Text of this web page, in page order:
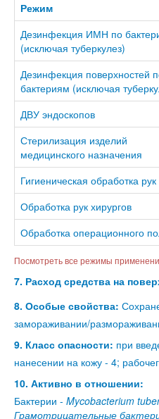
Режим
Дезинфекция ИМН по
(исключая туберкулез)
Дезинфекция поверхностей
бактериям (исключая
ДВУ эндоскопов
Стерилизация изделий
медицинского назначения
Гигиеническая обработка рук
Обработка рук хирургов
Обработка операционного
Посмотреть все режимы
7. Расход средства на
8. Особые свойства:
замораживании/
9. Класс опасности: при
нанесении на кожу - 4;
10. Активно в отношении:
Бактерии - Mycobacterium
Грамотрицательные